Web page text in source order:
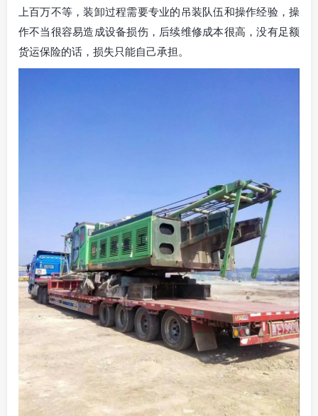
上百万不等，装卸过程需要专业的吊装队伍和操作经验，操
作不当很容易造成设备损伤，后续维修成本很高，没有足额
货运保险的话，损失只能自己承担。